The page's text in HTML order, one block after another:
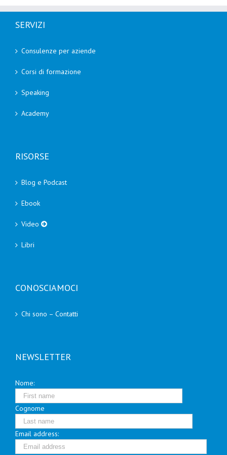
SERVIZI
Consulenze per aziende
Corsi di formazione
Speaking
Academy
RISORSE
Blog e Podcast
Ebook
Video
Libri
CONOSCIAMOCI
Chi sono – Contatti
NEWSLETTER
Nome:
Cognome
Email address: